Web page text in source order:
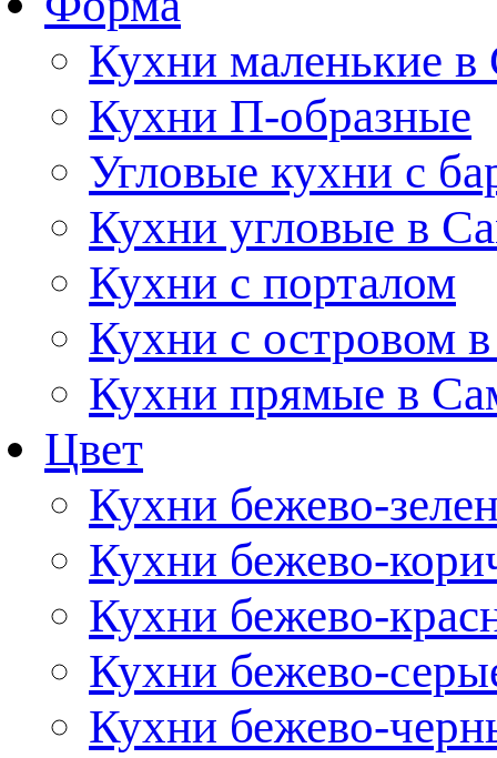
Кухни маленькие в
Кухни П-образные
Угловые кухни с
Кухни угловые в
Кухни с порталом
Кухни с островом
Кухни прямые в
Цвет
Кухни бежево-
Кухни бежево-
Кухни бежево-
Кухни бежево-
Кухни бежево-